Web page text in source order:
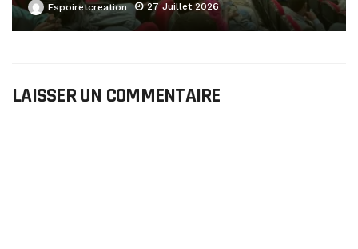
Espoiretcreation 27 Juillet 2026
LAISSER UN COMMENTAIRE